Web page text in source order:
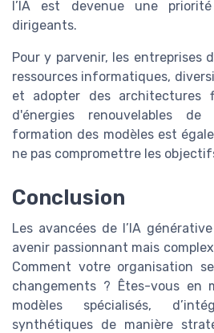
l’IA est devenue une
dirigeants.
Pour y parvenir, les entreprises
ressources informatiques,
et adopter des architectures
d'énergies renouvelables
formation des modèles est
ne pas compromettre les
Conclusion
Les avancées de l’IA
avenir passionnant mais
Comment votre organisation
changements ? Êtes-vous en
modèles spécialisés,
synthétiques de manière